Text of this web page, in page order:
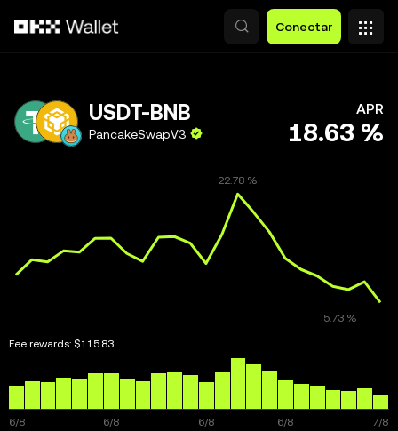
Conectar
USDT-BNB
PancakeSwapV3
APR
18.63 %
Fee rewards: $115.83